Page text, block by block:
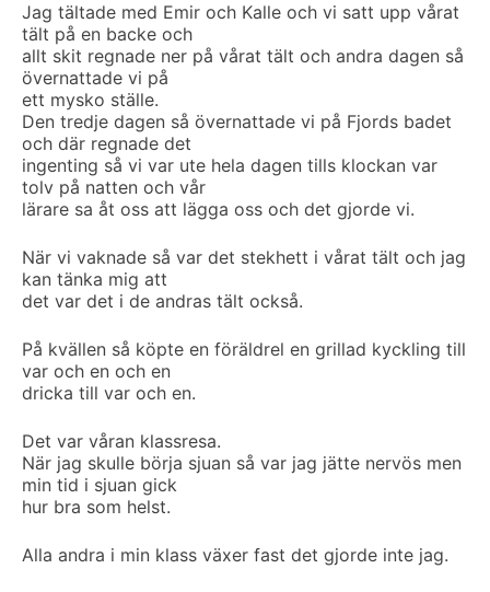
Jag tältade med Emir och Kalle och vi satt upp vårat
tält på en backe och
allt skit regnade ner på vårat tält och andra dagen så
övernattade vi på
ett mysko ställe.
Den tredje dagen så övernattade vi på Fjords badet
och där regnade det
ingenting så vi var ute hela dagen tills klockan var
tolv på natten och vår
lärare sa åt oss att lägga oss och det gjorde vi.
När vi vaknade så var det stekhett i vårat tält och jag
kan tänka mig att
det var det i de andras tält också.
På kvällen så köpte en föräldrel en grillad kyckling till
var och en och en
dricka till var och en.
Det var våran klassresa.
När jag skulle börja sjuan så var jag jätte nervös men
min tid i sjuan gick
hur bra som helst.
Alla andra i min klass växer fast det gjorde inte jag.